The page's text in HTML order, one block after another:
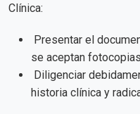
Clínica:
Presentar el
se aceptan
Diligenciar
historia clínica y